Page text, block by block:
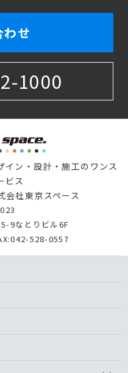
わせ
1000
ン・設計・施工のワンス
ビス
社東京スペース
9なとりビル6F
528-0557